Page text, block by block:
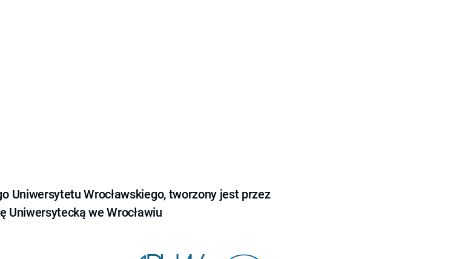
Uniwersytetu Wrocławskiego, tworzony jest przez
Uniwersytecką we Wrocławiu